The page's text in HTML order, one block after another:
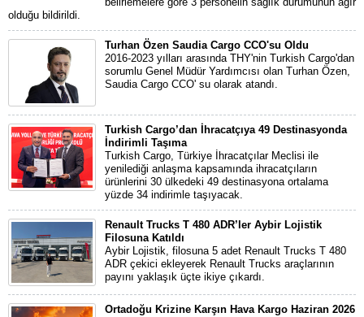
olduğu bildirildi.
Turhan Özen Saudia Cargo CCO'su Oldu
2016-2023 yılları arasında THY'nin Turkish Cargo'dan
sorumlu Genel Müdür Yardımcısı olan Turhan Özen,
Saudia Cargo CCO' su olarak atandı.
Turkish Cargo’dan İhracatçıya 49 Destinasyonda
İndirimli Taşıma
Turkish Cargo, Türkiye İhracatçılar Meclisi ile
yenilediği anlaşma kapsamında ihracatçıların
ürünlerini 30 ülkedeki 49 destinasyona ortalama
yüzde 34 indirimle taşıyacak.
Renault Trucks T 480 ADR’ler Aybir Lojistik
Filosuna Katıldı
Aybir Lojistik, filosuna 5 adet Renault Trucks T 480
ADR çekici ekleyerek Renault Trucks araçlarının
payını yaklaşık üçte ikiye çıkardı.
Ortadoğu Krizine Karşın Hava Kargo Haziran 2026